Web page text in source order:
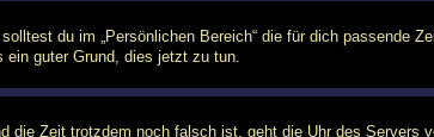
du im „Persönlichen Bereich“ die für dich passende
ein guter Grund, dies jetzt zu tun.
Zeit trotzdem noch falsch ist, geht die Uhr des Servers